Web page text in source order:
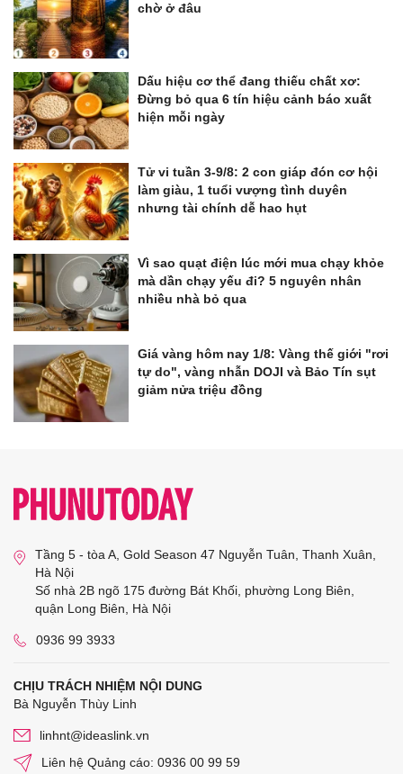
chờ ở đâu
Dấu hiệu cơ thể đang thiếu chất xơ:
Đừng bỏ qua 6 tín hiệu cảnh báo xuất
hiện mỗi ngày
Tử vi tuần 3-9/8: 2 con giáp đón cơ hội
làm giàu, 1 tuổi vượng tình duyên
nhưng tài chính dễ hao hụt
Vì sao quạt điện lúc mới mua chạy khỏe
mà dần chạy yếu đi? 5 nguyên nhân
nhiều nhà bỏ qua
Giá vàng hôm nay 1/8: Vàng thế giới "rơi
tự do", vàng nhẫn DOJI và Bảo Tín sụt
giảm nửa triệu đồng
Tầng 5 - tòa A, Gold Season 47 Nguyễn Tuân, Thanh Xuân,
Hà Nội
Số nhà 2B ngõ 175 đường Bát Khối, phường Long Biên,
quận Long Biên, Hà Nội
0936 99 3933
CHỊU TRÁCH NHIỆM NỘI DUNG
Bà Nguyễn Thùy Linh
linhnt@ideaslink.vn
Liên hệ Quảng cáo: 0936 00 99 59